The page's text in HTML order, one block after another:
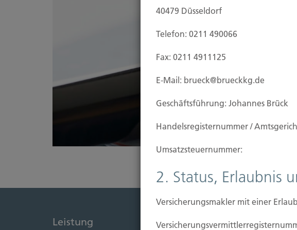
Leistung Immobilien Vers.
40479 Düsseldorf
Telefon: 0211 490066
Fax: 0211 4911125
E-Mail: brueck@brueckkg.de
Geschäftsführung: Johannes Brück
Handels­registernummer /
Umsatzsteuer­nummer:
2. Status, Erlaubnis
Versicherungsmakler mit einer